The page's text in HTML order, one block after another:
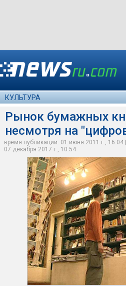
КУЛЬТУРА
Рынок бумажных
несмотря на
время публикации: 01 июня 2011 г.,
07 декабря 2017 г., 10:54